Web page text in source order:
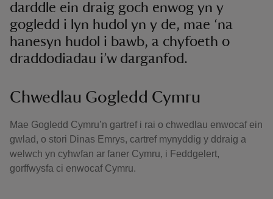
darddle ein draig goch enwog yn y
gogledd i lyn hudol yn y de, mae ‘na
hanesyn hudol i bawb, a chyfoeth o
draddodiadau i’w darganfod.
Chwedlau Gogledd Cymru
Mae Gogledd Cymru’n gartref i rai o chwedlau enwocaf ein
gwlad, o stori Dinas Emrys, cartref mynyddig y ddraig a
welwch yn cyhwfan ar faner Cymru, i Feddgelert,
gorffwysfa ci enwocaf Cymru.